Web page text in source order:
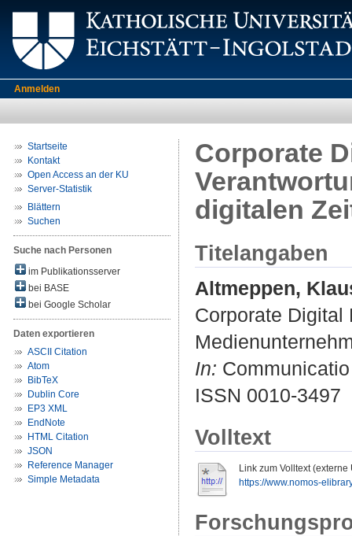
Anmelden
Startseite
Kontakt
Open Access an der KU
Server-Statistik
Blättern
Suchen
Suche nach Personen
im Publikationsserver
bei BASE
bei Google Scholar
Daten exportieren
ASCII Citation
Atom
BibTeX
Dublin Core
EP3 XML
EndNote
HTML Citation
JSON
Reference Manager
Simple Metadata
Corporate
digitalen
Titelangaben
Altmeppen,
Corporate Digital
In:
ISSN 0010-3497
Volltext
Link zum Volltext (externe
https://www.nomos-